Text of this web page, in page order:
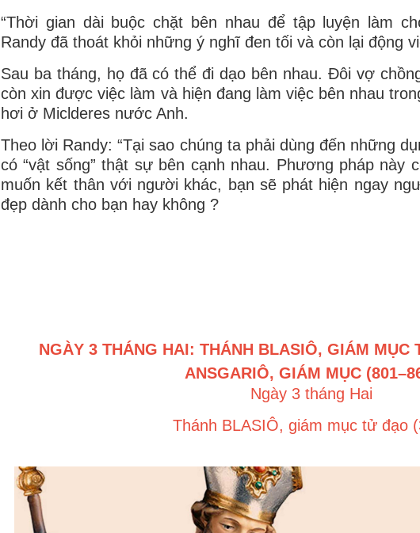
“Thời gian dài buộc chặt bên nhau để tập luyện làm
Randy đã thoát khỏi những ý nghĩ đen tối và còn lại động
Sau ba tháng, họ đã có thể đi dạo bên nhau. Đôi vợ
còn xin được việc làm và hiện đang làm việc bên nhau
hơi ở Miclderes nước Anh.
Theo lời Randy: “Tại sao chúng ta phải dùng đến những
có “vật sống” thật sự bên cạnh nhau. Phương pháp này
muốn kết thân với người khác, bạn sẽ phát hiện ngay
đẹp dành cho bạn hay không ?
NGÀY 3 THÁNG HAI: THÁNH BLASIÔ, GIÁM MỤC
ANSGARIÔ, GIÁM MỤC
Ngày 3 tháng Hai
Thánh BLASIÔ, giám mục tử đạo